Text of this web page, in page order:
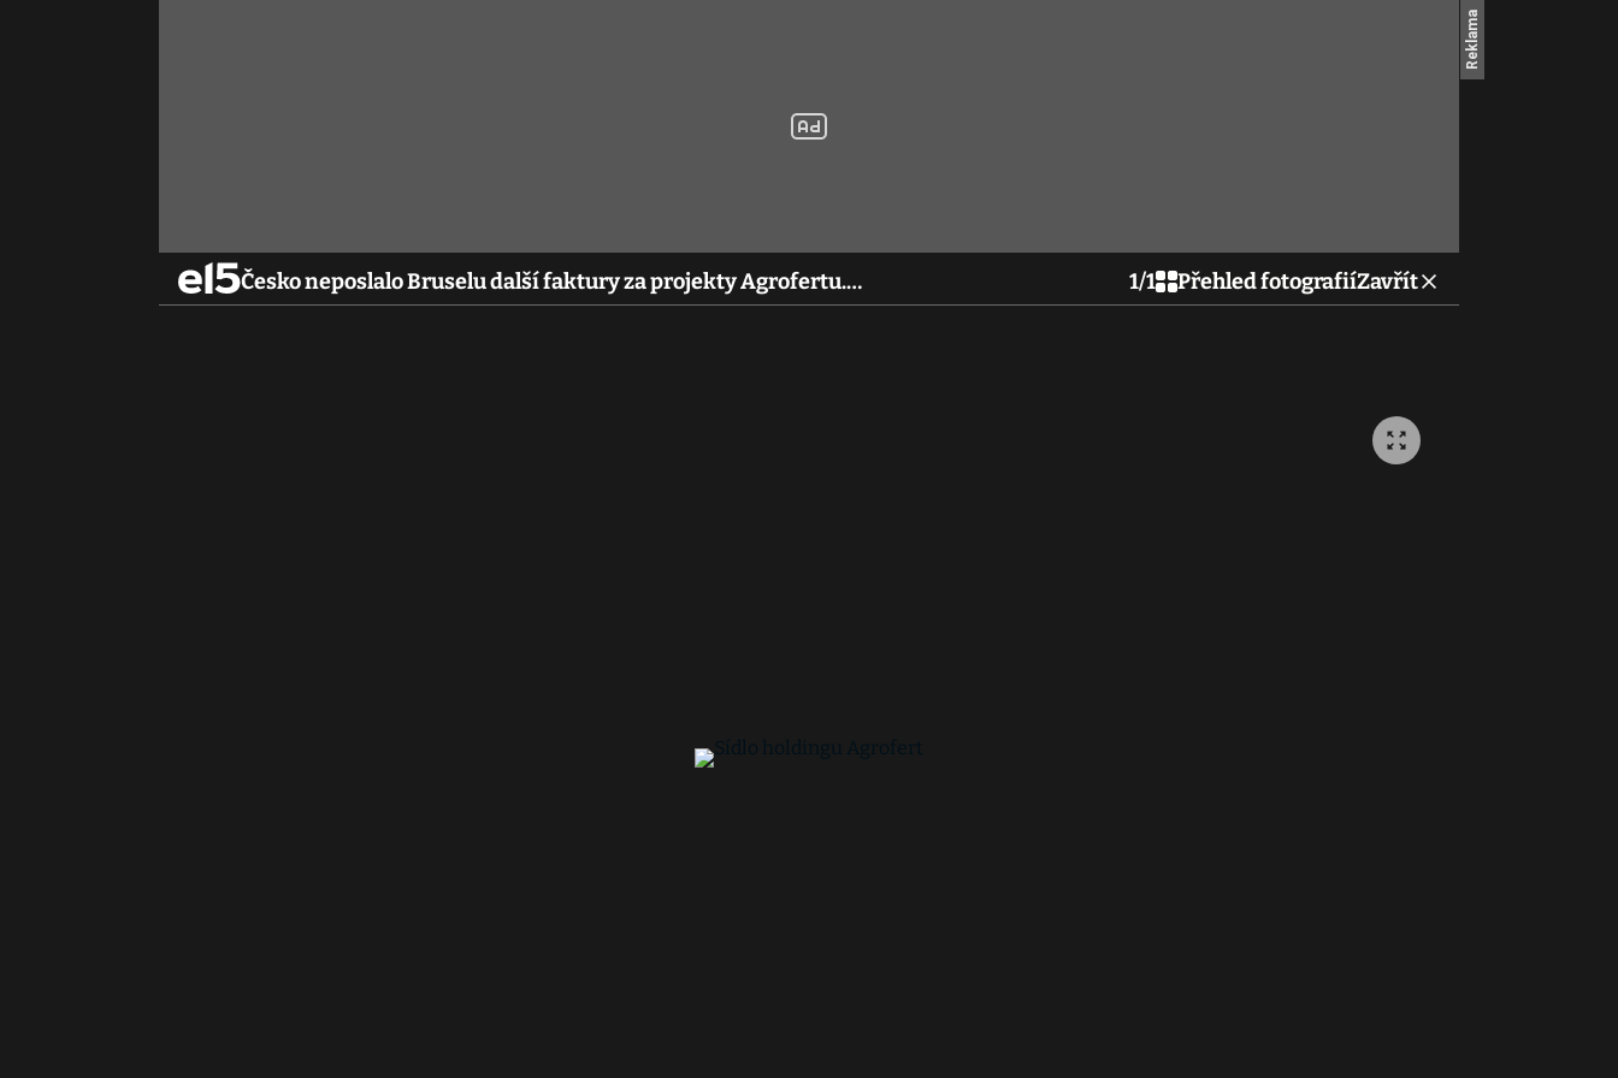
Česko neposlalo Bruselu další faktury za projekty Agrofertu.… 1/1 Přehled fotografiíZavřít